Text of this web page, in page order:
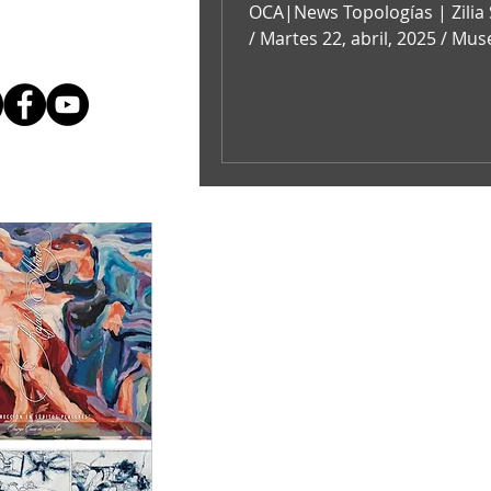
OCA|News Topologías | Zilia Sánchez
/ Martes 22, abril, 2025 /